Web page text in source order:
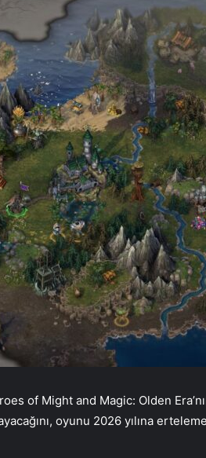
of Might and Magic: Olden
oyunu 2026 yılına erteleme